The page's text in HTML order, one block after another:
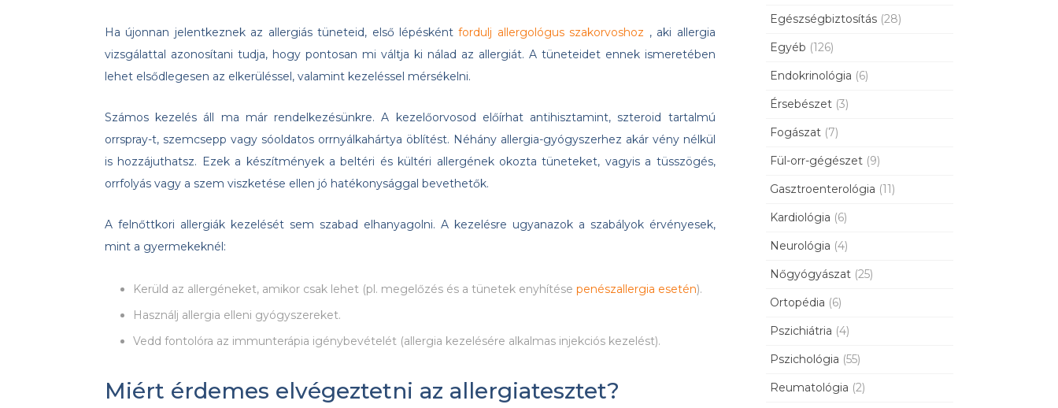
Ha újonnan jelentkeznek az allergiás tüneteid, első lépéskéntfordulj allergológus szakorvoshoz , aki allergia
vizsgálattal azonosítani tudja, hogy pontosan mi váltja ki nálad az allergiát. A tüneteidet ennek ismeretében
lehet elsődlegesen az elkerüléssel, valamint kezeléssel mérsékelni.
Számos kezelés áll ma már rendelkezésünkre. A kezelőorvosod előírhat antihisztamint, szteroid tartalmú
orrspray-t, szemcsepp vagy sóoldatos orrnyálkahártya öblítést. Néhány allergia-gyógyszerhez akár vény nélkül
is hozzájuthatsz. Ezek a készítmények a beltéri és kültéri allergének okozta tüneteket, vagyis a tüsszögés,
orrfolyás vagy a szem viszketése ellen jó hatékonysággal bevethetők.
A felnőttkori allergiák kezelését sem szabad elhanyagolni. A kezelésre ugyanazok a szabályok érvényesek,
mint a gyermekeknél:
Kerüld az allergéneket, amikor csak lehet (pl. megelőzés és a tünetek enyhítése penészallergia esetén).
Használj allergia elleni gyógyszereket.
Vedd fontolóra az immunterápia igénybevételét (allergia kezelésére alkalmas injekciós kezelést).
Miért érdemes elvégeztetni az allergiatesztet?
Egészségbiztosítás (28)
Egyéb (126)
Endokrinológia (6)
Érsebészet (3)
Fogászat (7)
Fül-orr-gégészet (9)
Gasztroenterológia (11)
Kardiológia (6)
Neurológia (4)
Nőgyógyászat (25)
Ortopédia (6)
Pszichiátria (4)
Pszichológia (55)
Reumatológia (2)